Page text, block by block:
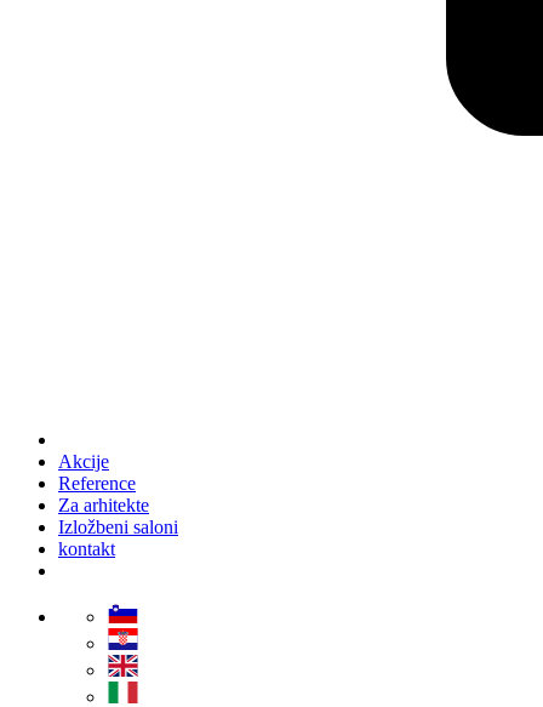
Akcije
Reference
Za arhitekte
Izložbeni saloni
kontakt